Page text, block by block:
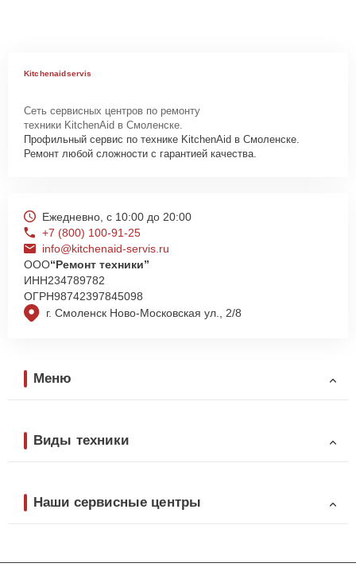
Kitchenaidservis
Сеть сервисных центров по ремонту
техники KitchenAid в Смоленске.
Профильный сервис по технике KitchenAid в Смоленске.
Ремонт любой сложности с гарантией качества.
г. Смоленск Ново-Московская ул., 2/8
Ежедневно, с 10:00 до 20:00
+7 (800) 100-91-25
info@kitchenaid-servis.ru
ООО“Ремонт техники”
ИНН234789782
ОГРН98742397845098
Меню
Виды техники
Наши сервисные центры